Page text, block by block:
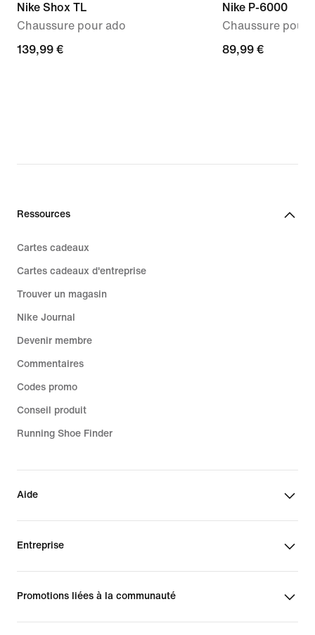
Nike Shox TL
Chaussure pour ado
139,99 €
139,99 €
Nike P-6000
Chaussure pour
89,99 €
89,99 €
Ressources
Cartes cadeaux
Cartes cadeaux d'entreprise
Trouver un magasin
Nike Journal
Devenir membre
Commentaires
Codes promo
Conseil produit
Running Shoe Finder
Aide
Entreprise
Promotions liées à la communauté